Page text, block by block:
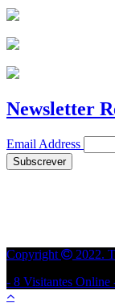
Newsletter
Email Address
Copyright
2022.
- 8 Visitantes Online